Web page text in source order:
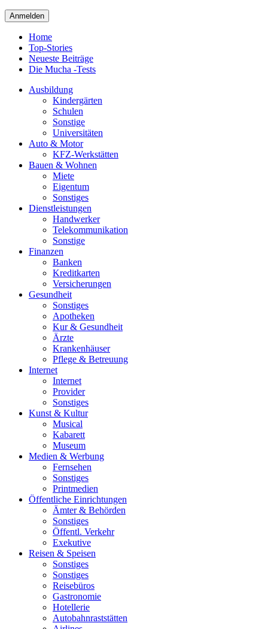
Home
Top-Stories
Neueste Beiträge
Die Mucha -Tests
Ausbildung
Kindergärten
Schulen
Sonstige
Universitäten
Auto & Motor
KFZ-Werkstätten
Bauen & Wohnen
Miete
Eigentum
Sonstiges
Dienstleistungen
Handwerker
Telekommunikation
Sonstige
Finanzen
Banken
Kreditkarten
Versicherungen
Gesundheit
Sonstiges
Apotheken
Kur & Gesundheit
Ärzte
Krankenhäuser
Pflege & Betreuung
Internet
Internet
Provider
Sonstiges
Kunst & Kultur
Musical
Kabarett
Museum
Medien & Werbung
Fernsehen
Sonstiges
Printmedien
Öffentliche Einrichtungen
Ämter & Behörden
Sonstiges
Öffentl. Verkehr
Exekutive
Reisen & Speisen
Sonstiges
Sonstiges
Reisebüros
Gastronomie
Hotellerie
Autobahnraststätten